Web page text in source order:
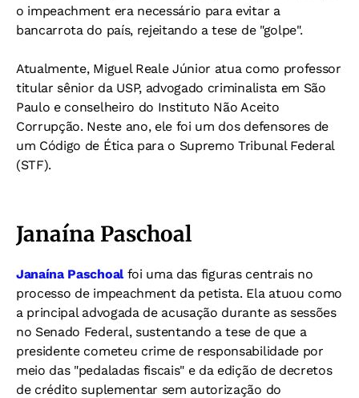
o impeachment era necessário para evitar a
bancarrota do país, rejeitando a tese de "golpe".
Atualmente, Miguel Reale Júnior atua como professor
titular sênior da USP, advogado criminalista em São
Paulo e conselheiro do Instituto Não Aceito
Corrupção. Neste ano, ele foi um dos defensores de
um Código de Ética para o Supremo Tribunal Federal
(STF).
Janaína Paschoal
Janaína Paschoalfoi uma das figuras centrais no
processo de impeachment da petista. Ela atuou como
a principal advogada de acusação durante as sessões
no Senado Federal, sustentando a tese de que a
presidente cometeu crime de responsabilidade por
meio das "pedaladas fiscais" e da edição de decretos
de crédito suplementar sem autorização do